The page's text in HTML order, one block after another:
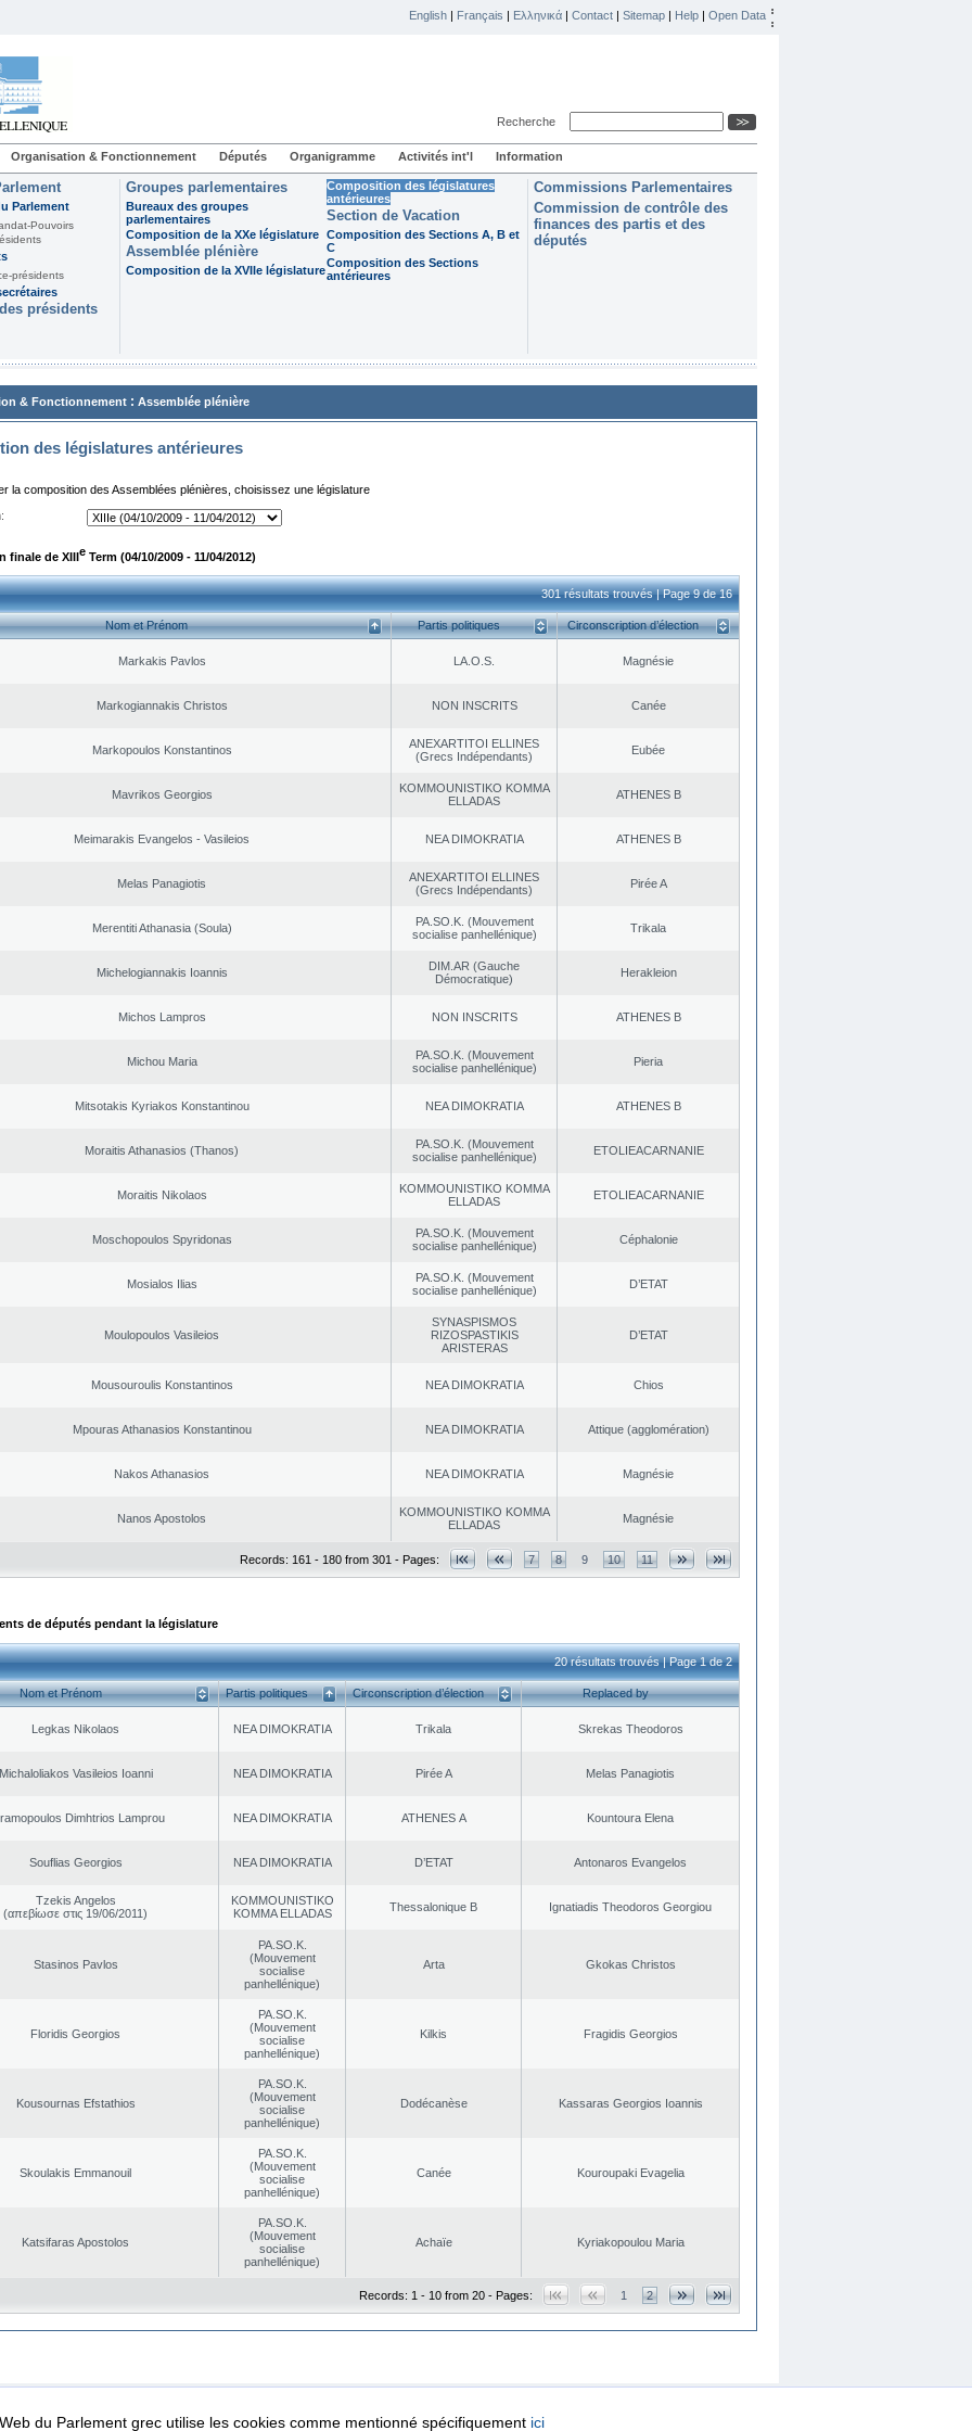
English | Français | Ελληνικά | Contact | Sitemap | Help | Open Data
Recherche
Organisation & Fonctionnement Députés Organigramme Activités int'l Information
Parlement
Pouvoirs
présidents
présidents
Groupes parlementaires
Bureaux des groupes
parlementaires
Composition de la XXe législature
Assemblée plénière
Composition de la XVIIe législature
Composition des législatures
antérieures
Section de Vacation
Composition des Sections A, B et
C
Composition des Sections
antérieures
Commissions Parlementaires
Commission de contrôle des
finances des partis et des
députés
& Fonctionnement : Assemblée plénière
des législatures antérieures
la composition des Assemblées plénières, choisissez une législature
finale de XIIIe Term (04/10/2009 - 11/04/2012)
301 résultats trouvés | Page 9 de 16
Nom et Prénom Partis politiques Circonscription d’élection
Markakis Pavlos LA.O.S. Magnésie
Markogiannakis Christos NON INSCRITS Canée
Markopoulos Konstantinos
ANEXARTITOI ELLINES
(Grecs Indépendants)
Eubée
Mavrikos Georgios
KOMMOUNISTIKO KOMMA
ELLADAS
ATHENES Β
Meimarakis Evangelos - Vasileios NEA DΙMOKRATIA ATHENES Β
Melas Panagiotis
ANEXARTITOI ELLINES
(Grecs Indépendants)
Pirée A
Merentiti Athanasia (Soula)
PA.SO.K. (Mouvement
socialise panhellénique)
Trikala
Michelogiannakis Ioannis
DIM.AR (Gauche
Démocratique)
Herakleion
Michos Lampros NON INSCRITS ATHENES Β
Michou Maria
PA.SO.K. (Mouvement
socialise panhellénique)
Pieria
Mitsotakis Kyriakos Konstantinou NEA DΙMOKRATIA ATHENES Β
Moraitis Athanasios (Thanos)
PA.SO.K. (Mouvement
socialise panhellénique)
EΤOLIEACARNANIE
Moraitis Nikolaos
KOMMOUNISTIKO KOMMA
ELLADAS
EΤOLIEACARNANIE
Moschopoulos Spyridonas
PA.SO.K. (Mouvement
socialise panhellénique)
Céphalonie
Mosialos Ilias
PA.SO.K. (Mouvement
socialise panhellénique)
D’ETAT
Moulopoulos Vasileios
SYNASPISMOS
RIZOSPASTIKIS
ARISTERAS
D’ETAT
Mousouroulis Konstantinos NEA DΙMOKRATIA Chios
Mpouras Athanasios Konstantinou NEA DΙMOKRATIA Αttique (agglomération)
Nakos Athanasios NEA DΙMOKRATIA Magnésie
Nanos Apostolos
KOMMOUNISTIKO KOMMA
ELLADAS
Magnésie
Records: 161 - 180 from 301 - Pages: 7 8 9 10 11
de députés pendant la législature
20 résultats trouvés | Page 1 de 2
Nom et Prénom Partis politiques Circonscription d’élection Replaced by
Legkas Nikolaos NEA DΙMOKRATIA Trikala Skrekas Theodoros
Michaloliakos Vasileios Ioanni NEA DΙMOKRATIA Pirée A Melas Panagiotis
Dimhtrios Lamprou NEA DΙMOKRATIA ATHENES Α Kountoura Elena
Souflias Georgios NEA DΙMOKRATIA D’ETAT Antonaros Evangelos
Tzekis Angelos
(απεβίωσε στις 19/06/2011)
KOMMOUNISTIKO
KOMMA ELLADAS
Thessalonique B Ignatiadis Theodoros Georgiou
Stasinos Pavlos
PA.SO.K.
(Mouvement
socialise
panhellénique)
Arta Gkokas Christos
Floridis Georgios
PA.SO.K.
(Mouvement
socialise
panhellénique)
Kilkis Fragidis Georgios
Kousournas Efstathios
PA.SO.K.
(Mouvement
socialise
panhellénique)
Dodécanèse Kassaras Georgios Ioannis
Skoulakis Emmanouil
PA.SO.K.
(Mouvement
socialise
panhellénique)
Canée Kouroupaki Evagelia
Katsifaras Apostolos
PA.SO.K.
(Mouvement
socialise
panhellénique)
Achaïe Kyriakopoulou Maria
Records: 1 - 10 from 20 - Pages: 1 2
Protection Security & Access |
du Parlement grec utilise les cookies comme mentionné spécifiquement ici